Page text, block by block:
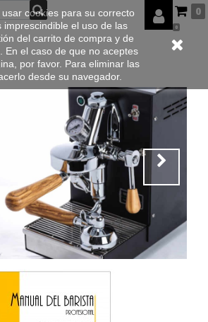
0
0
cookies para su correcto
imprescindible el uso de las
del carrito de compra y de
En el caso de que no aceptes
por favor. Para eliminar las
desde su navegador.